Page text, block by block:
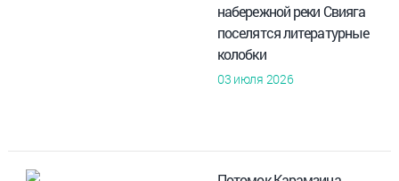
набережной реки Свияга
поселятся литературные
колобки
03 июля 2026